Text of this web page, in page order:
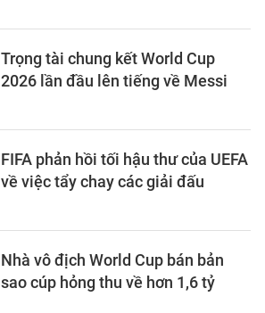
Trọng tài chung kết World Cup
2026 lần đầu lên tiếng về Messi
FIFA phản hồi tối hậu thư của UEFA
về việc tẩy chay các giải đấu
Nhà vô địch World Cup bán bản
sao cúp hỏng thu về hơn 1,6 tỷ